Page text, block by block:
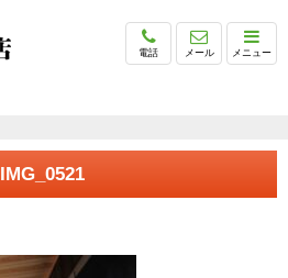
電話 メール メニュー
IMG_0521